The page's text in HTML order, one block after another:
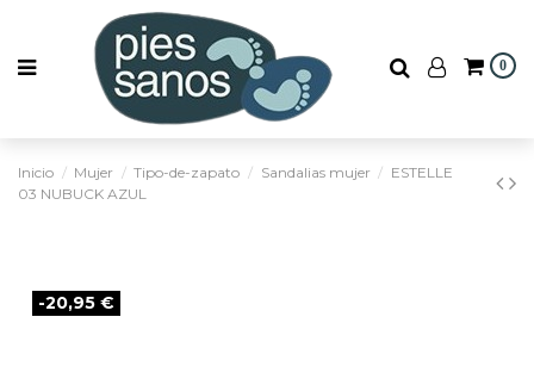
0
Inicio Mujer Tipo-de-zapato Sandalias mujer
ESTELLE
03 NUBUCK AZUL
-20,95 €